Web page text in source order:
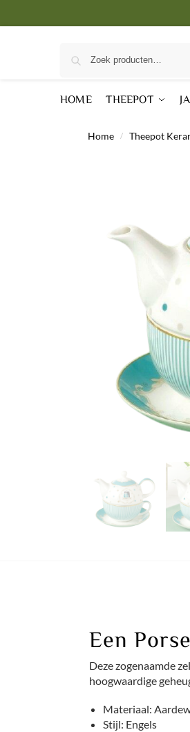
HOME THEEPOT
Home / Theepot
Een
Deze zogenaamde
hoogwaardige
Materiaal:
Stijl: Engels